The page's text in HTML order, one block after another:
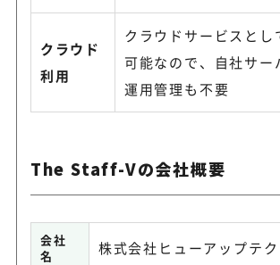
クラウド
利用
クラウドサービスとし
可能なので、自社サー
運用管理も不要
The Staff-Vの会社概要
会社
名
株式会社ヒューアップテ